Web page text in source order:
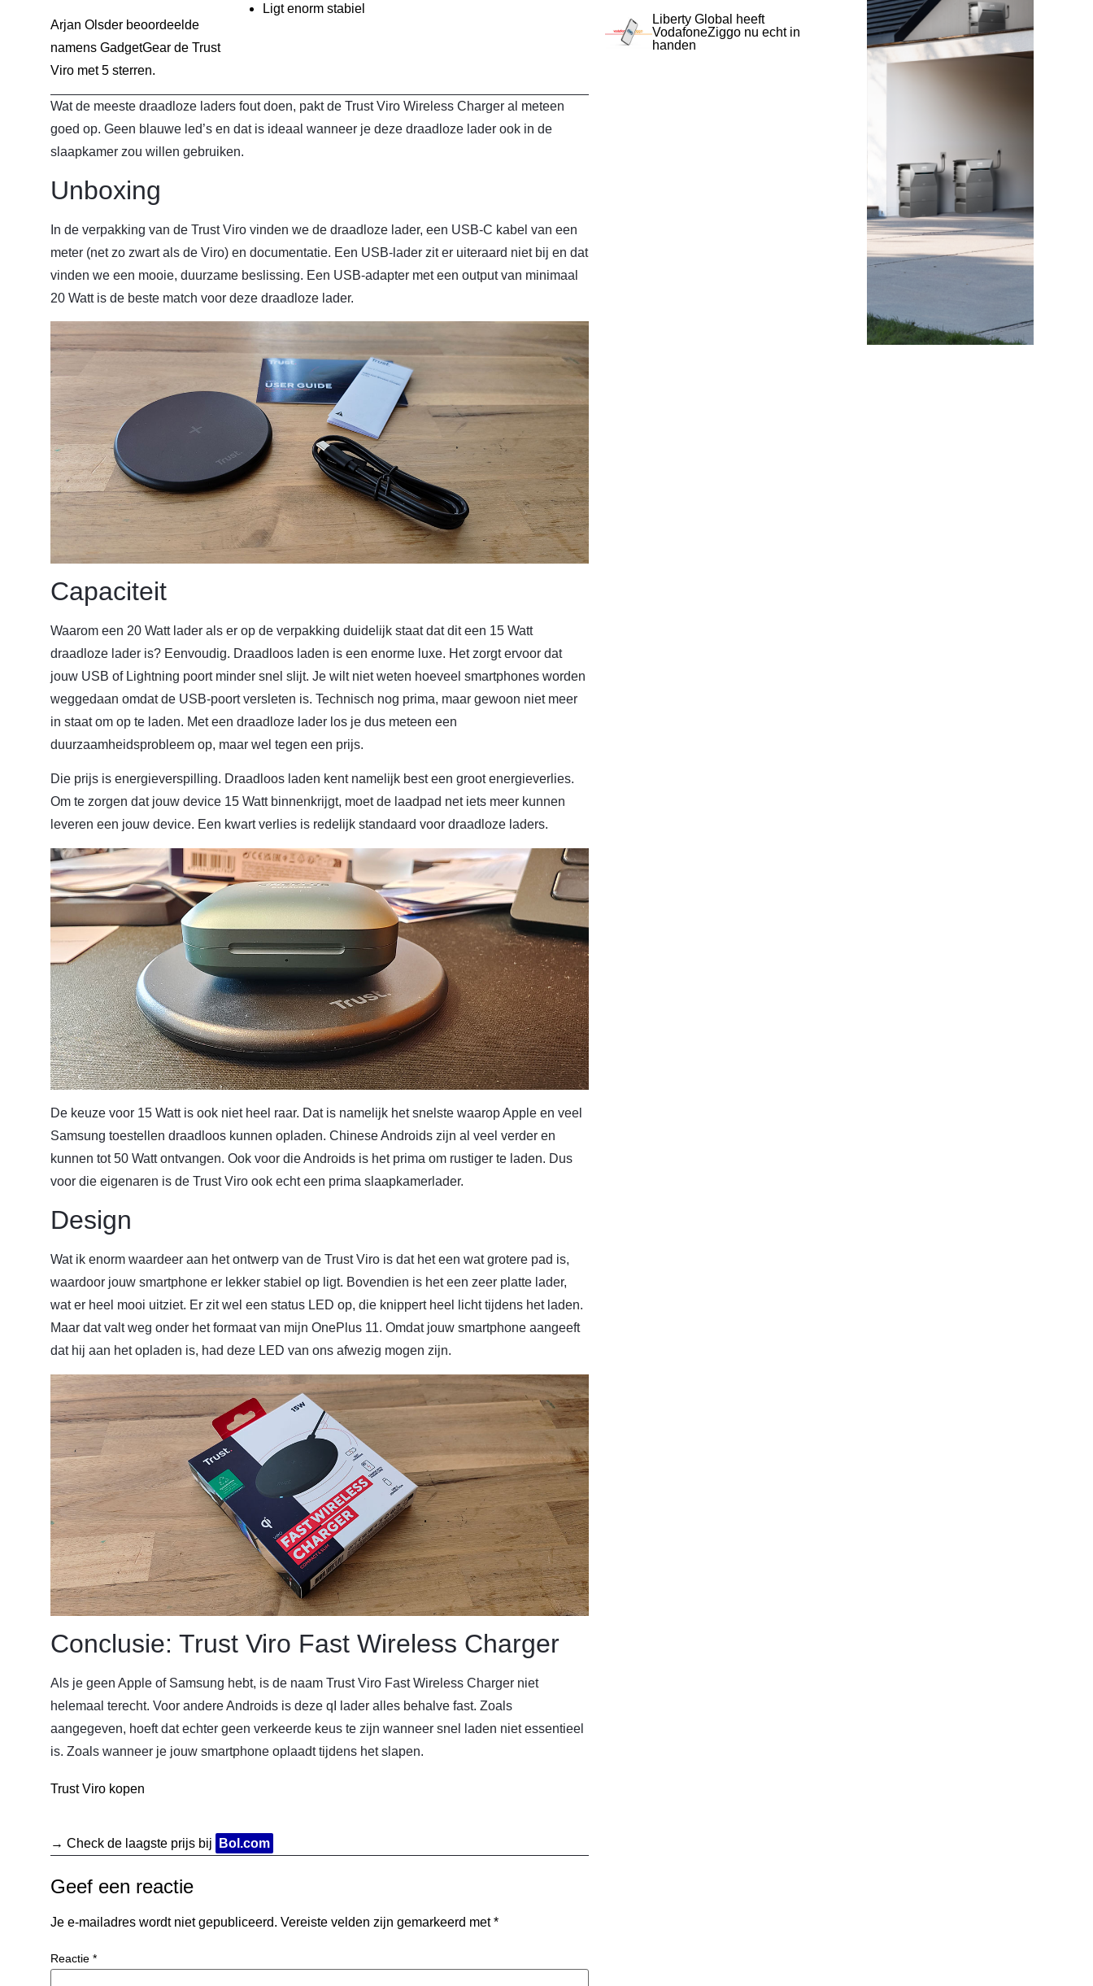
Arjan Olsder beoordeelde
namens GadgetGear de Trust
Viro met 5 sterren.
Ligt enorm stabiel
Wat de meeste draadloze laders fout doen, pakt de Trust Viro Wireless Charger al meteen
goed op. Geen blauwe led’s en dat is ideaal wanneer je deze draadloze lader ook in de
slaapkamer zou willen gebruiken.
Unboxing
In de verpakking van de Trust Viro vinden we de draadloze lader, een USB-C kabel van een
meter (net zo zwart als de Viro) en documentatie. Een USB-lader zit er uiteraard niet bij en dat
vinden we een mooie, duurzame beslissing. Een USB-adapter met een output van minimaal
20 Watt is de beste match voor deze draadloze lader.
Capaciteit
Waarom een 20 Watt lader als er op de verpakking duidelijk staat dat dit een 15 Watt
draadloze lader is? Eenvoudig. Draadloos laden is een enorme luxe. Het zorgt ervoor dat
jouw USB of Lightning poort minder snel slijt. Je wilt niet weten hoeveel smartphones worden
weggedaan omdat de USB-poort versleten is. Technisch nog prima, maar gewoon niet meer
in staat om op te laden. Met een draadloze lader los je dus meteen een
duurzaamheidsprobleem op, maar wel tegen een prijs.
Die prijs is energieverspilling. Draadloos laden kent namelijk best een groot energieverlies.
Om te zorgen dat jouw device 15 Watt binnenkrijgt, moet de laadpad net iets meer kunnen
leveren een jouw device. Een kwart verlies is redelijk standaard voor draadloze laders.
De keuze voor 15 Watt is ook niet heel raar. Dat is namelijk het snelste waarop Apple en veel
Samsung toestellen draadloos kunnen opladen. Chinese Androids zijn al veel verder en
kunnen tot 50 Watt ontvangen. Ook voor die Androids is het prima om rustiger te laden. Dus
voor die eigenaren is de Trust Viro ook echt een prima slaapkamerlader.
Design
Wat ik enorm waardeer aan het ontwerp van de Trust Viro is dat het een wat grotere pad is,
waardoor jouw smartphone er lekker stabiel op ligt. Bovendien is het een zeer platte lader,
wat er heel mooi uitziet. Er zit wel een status LED op, die knippert heel licht tijdens het laden.
Maar dat valt weg onder het formaat van mijn OnePlus 11. Omdat jouw smartphone aangeeft
dat hij aan het opladen is, had deze LED van ons afwezig mogen zijn.
Conclusie: Trust Viro Fast Wireless Charger
Als je geen Apple of Samsung hebt, is de naam Trust Viro Fast Wireless Charger niet
helemaal terecht. Voor andere Androids is deze qI lader alles behalve fast. Zoals
aangegeven, hoeft dat echter geen verkeerde keus te zijn wanneer snel laden niet essentieel
is. Zoals wanneer je jouw smartphone oplaadt tijdens het slapen.
Trust Viro kopen
→ Check de laagste prijs bij Bol.com
Geef een reactie
Je e-mailadres wordt niet gepubliceerd. Vereiste velden zijn gemarkeerd met*
Reactie *
Liberty Global heeft
VodafoneZiggo nu echt in
handen